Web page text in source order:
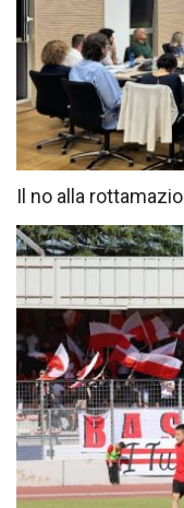
Il no alla